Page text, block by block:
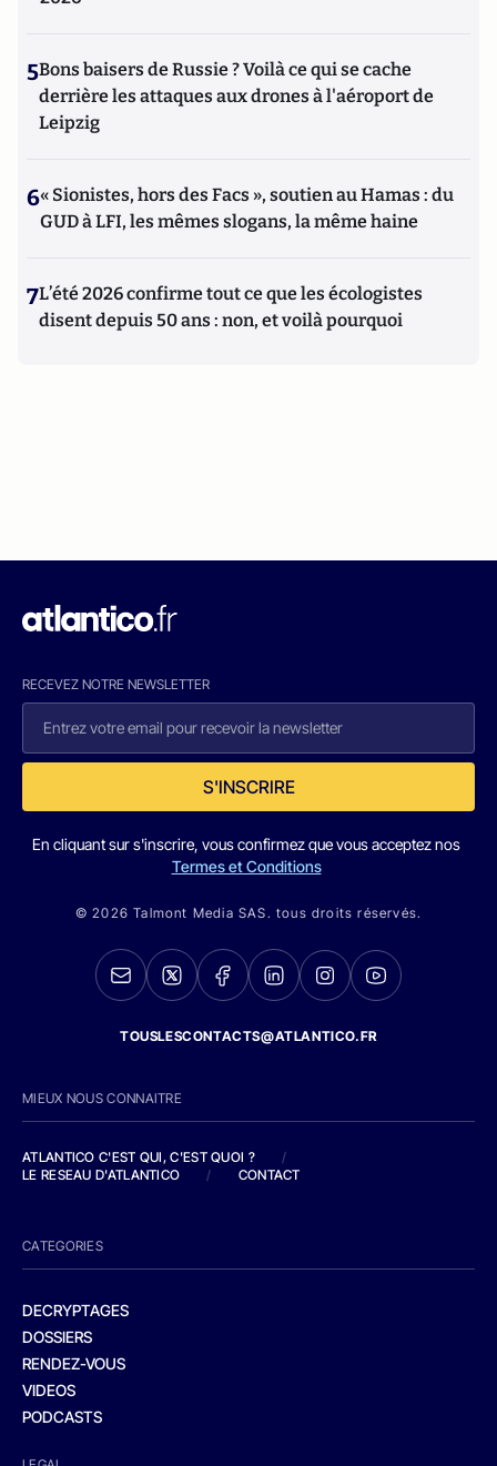
5Bons baisers de Russie ? Voilà ce qui se cache
derrière les attaques aux drones à l'aéroport de
Leipzig
6« Sionistes, hors des Facs », soutien au Hamas : du
GUD à LFI, les mêmes slogans, la même haine
7L’été 2026 confirme tout ce que les écologistes
disent depuis 50 ans : non, et voilà pourquoi
RECEVEZ NOTRE NEWSLETTER
S'INSCRIRE
En cliquant sur s'inscrire, vous confirmez que vous acceptez nos
Termes et Conditions
© 2026 Talmont Media SAS. tous droits réservés.
TOUSLESCONTACTS@ATLANTICO.FR
MIEUX NOUS CONNAITRE
ATLANTICO C'EST QUI, C'EST QUOI ?
/
LE RESEAU D'ATLANTICO
/ CONTACT
CATEGORIES
DECRYPTAGES
DOSSIERS
RENDEZ-VOUS
VIDEOS
PODCASTS